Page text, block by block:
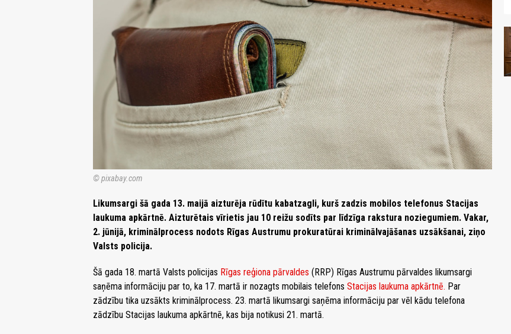
© pixabay.com
Likumsargi šā gada 13. maijā aizturēja rūdītu kabatzagli, kurš zadzis mobilos telefonus Stacijas
laukuma apkārtnē. Aizturētais vīrietis jau 10 reižu sodīts par līdzīga rakstura noziegumiem. Vakar,
2. jūnijā, kriminālprocess nodots Rīgas Austrumu prokuratūrai kriminālvajāšanas uzsākšanai, ziņo
Valsts policija.
Šā gada 18. martā Valsts policijas Rīgas reģiona pārvaldes (RRP) Rīgas Austrumu pārvaldes likumsargi
saņēma informāciju par to, ka 17. martā ir nozagts mobilais telefons Stacijas laukuma apkārtnē. Par
zādzību tika uzsākts kriminālprocess. 23. martā likumsargi saņēma informāciju par vēl kādu telefona
zādzību Stacijas laukuma apkārtnē, kas bija notikusi 21. martā.